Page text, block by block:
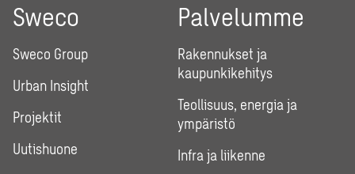
Sweco
Sweco Group
Urban Insight
Projektit
Uutishuone
Palvelumme
Rakennukset ja
kaupunkikehitys
Teollisuus, energia ja
ympäristö
Infra ja liikenne